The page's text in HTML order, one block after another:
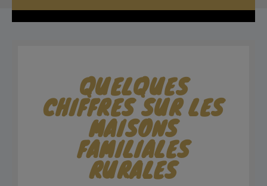
QUELQUES
CHIFFRES SUR LES
MAISONS
FAMILIALES
RURALES